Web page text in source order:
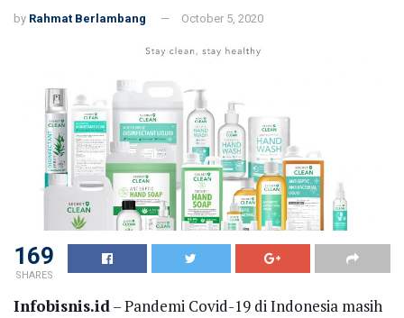
by Rahmat Berlambang October 5, 2020
169
SHARES
Infobisnis.id– Pandemi Covid-19 di Indonesia masih